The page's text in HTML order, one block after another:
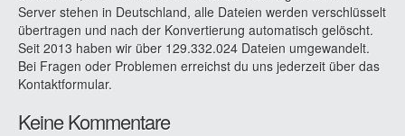
Server stehen in Deutschland, alle Dateien werden verschlüsselt
übertragen und nach der Konvertierung automatisch gelöscht.
Seit 2013 haben wir über 129.332.024 Dateien umgewandelt.
Bei Fragen oder Problemen erreichst du uns jederzeit über das
Kontaktformular.
Keine Kommentare